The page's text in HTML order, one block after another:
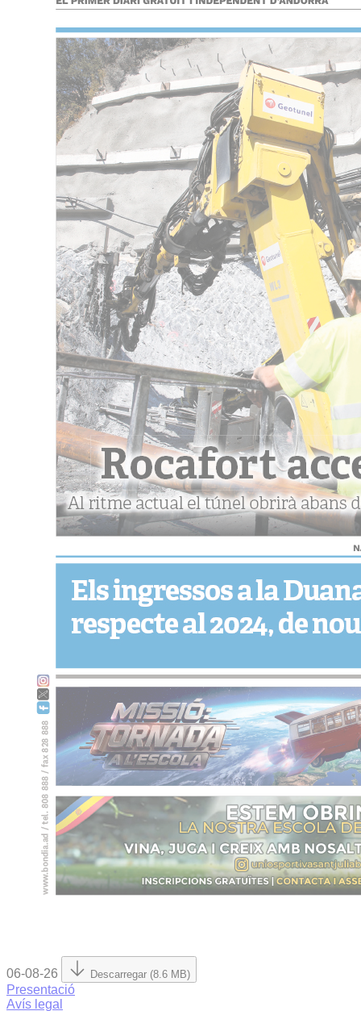
06-08-26 Descarregar (8.6 MB)
Presentació
Avís legal